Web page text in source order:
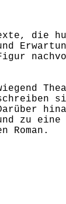
die
Figur
Darüber
zu
Roman.